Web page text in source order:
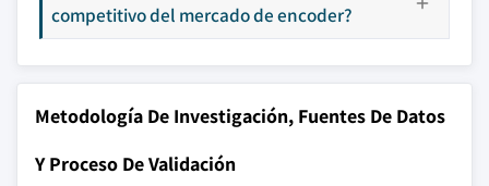
competitivo del mercado de encoder?
Metodología De Investigación, Fuentes De Datos
Y Proceso De Validación